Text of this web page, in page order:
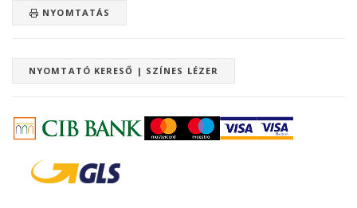
NYOMTATÁS
NYOMTATÓ KERESŐ | SZÍNES LÉZER